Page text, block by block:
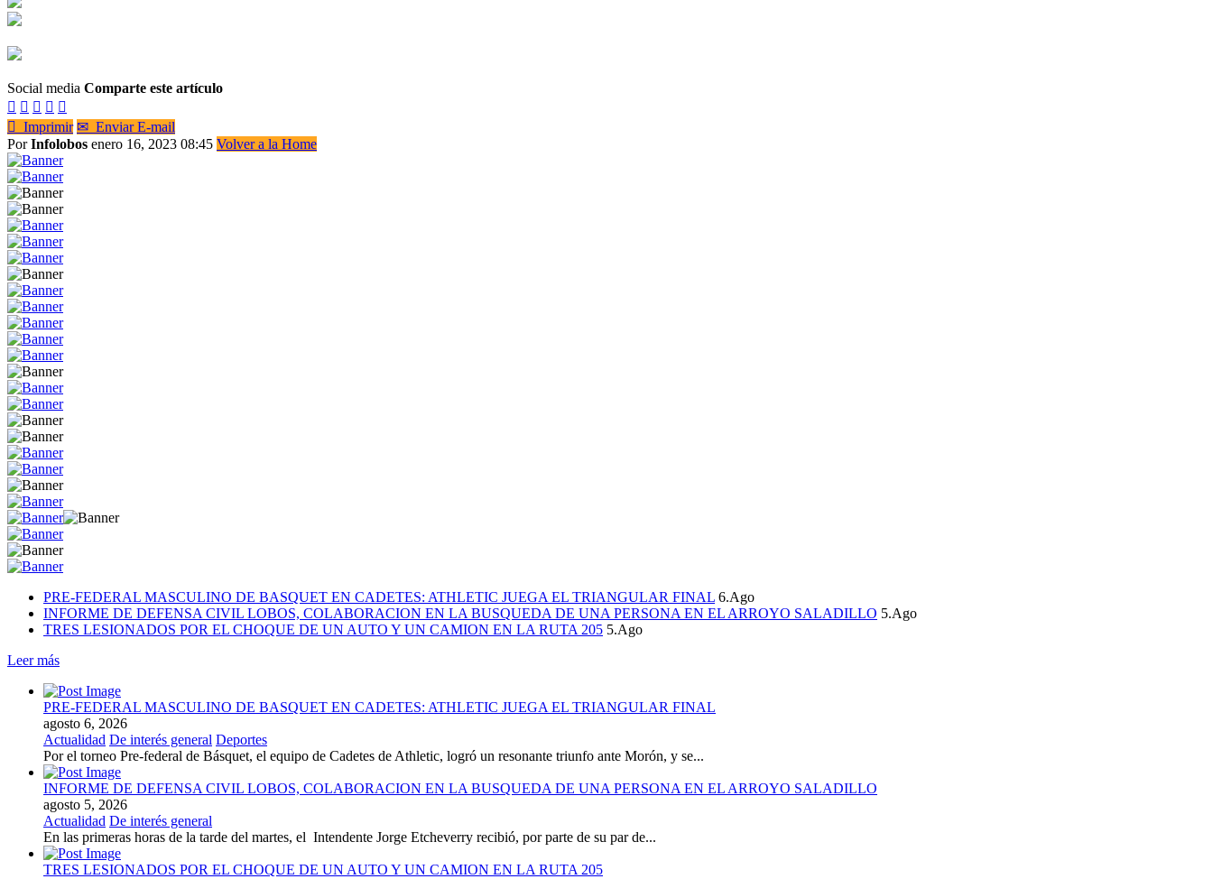
Social media Comparte este artículo
    
 Imprimir ✉ Enviar E-mail
PorInfolobos enero 16, 2023 08:45 Volver a la Home
PRE-FEDERAL MASCULINO DE BASQUET EN CADETES: ATHLETIC JUEGA EL TRIANGULAR FINAL 6.Ago
INFORME DE DEFENSA CIVIL LOBOS, COLABORACION EN LA BUSQUEDA DE UNA PERSONA EN EL ARROYO SALADILLO 5.Ago
TRES LESIONADOS POR EL CHOQUE DE UN AUTO Y UN CAMION EN LA RUTA 205 5.Ago
Leer más
PRE-FEDERAL MASCULINO DE BASQUET EN CADETES: ATHLETIC JUEGA EL TRIANGULAR FINAL
agosto 6, 2026
Actualidad De interés general Deportes
Por el torneo Pre-federal de Básquet, el equipo de Cadetes de Athletic, logró un resonante triunfo ante Morón, y se...
INFORME DE DEFENSA CIVIL LOBOS, COLABORACION EN LA BUSQUEDA DE UNA PERSONA EN EL ARROYO SALADILLO
agosto 5, 2026
Actualidad De interés general
En las primeras horas de la tarde del martes, el Intendente Jorge Etcheverry recibió, por parte de su par de...
TRES LESIONADOS POR EL CHOQUE DE UN AUTO Y UN CAMION EN LA RUTA 205